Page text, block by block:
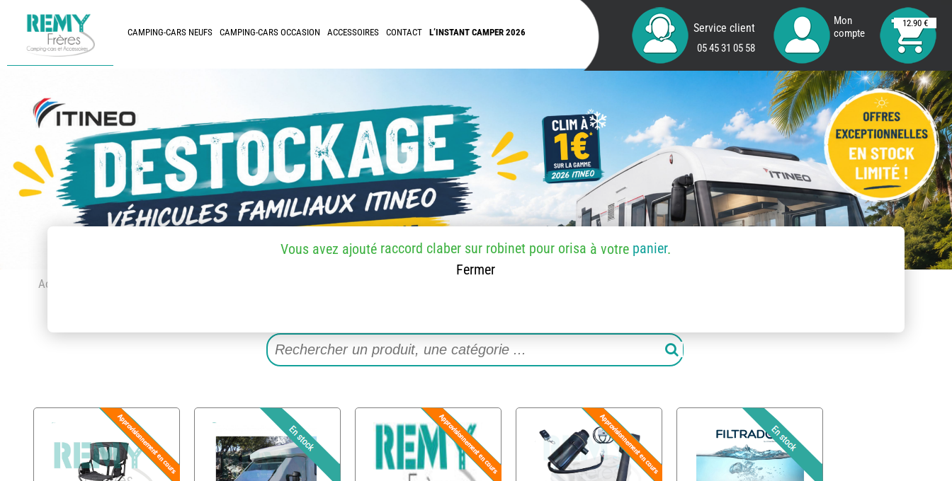
CAMPING-CARS NEUFS CAMPING-CARS OCCASION ACCESSOIRES CONTACT L’INSTANT CAMPER 2026 Service client
05 45 31 05 58
Mon
compte
12.90 €
Accueil
Vous avez ajouté raccord claber sur robinet pour orisa à votre panier.
Fermer